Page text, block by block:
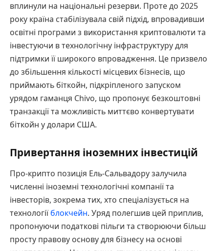
вплинули на національні резерви. Проте до 2025
року країна стабілізувала свій підхід, впровадивши
освітні програми з використання криптовалюти та
інвестуючи в технологічну інфраструктуру для
підтримки її широкого впровадження. Це призвело
до збільшення кількості місцевих бізнесів, що
приймають біткойн, підкріпленого запуском
урядом гаманця Chivo, що пропонує безкоштовні
транзакції та можливість миттєво конвертувати
біткойн у долари США.
Привертання іноземних інвестицій
Про-крипто позиція Ель-Сальвадору залучила
численні іноземні технологічні компанії та
інвесторів, зокрема тих, хто спеціалізується на
технологіїблокчейн. Уряд полегшив цей приплив,
пропонуючи податкові пільги та створюючи більш
просту правову основу для бізнесу на основі